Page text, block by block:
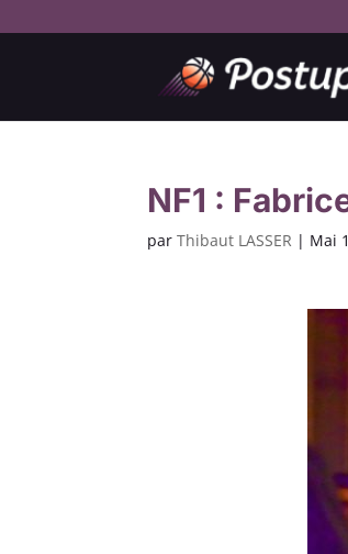
NF1 :
parThibaut LASSER | Mai